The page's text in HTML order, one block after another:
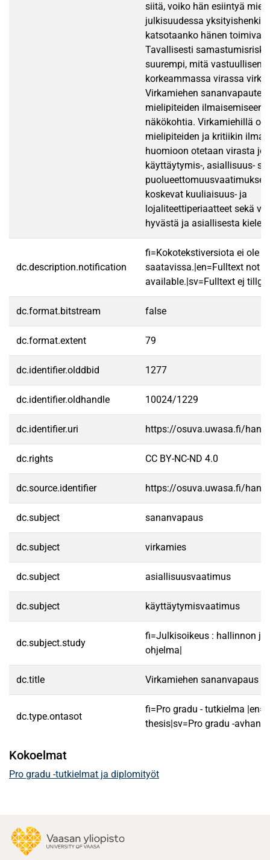
siitä, voiko hän esiintyä
julkisuudessa
katsotaanko hänen toimivan
Tavallisesti samastumisriski
suurempi, mitä
korkeammassa virassa
Virkamiehen
mielipiteiden ilmaisemiseen
näkökohtia. Virkamiehillä
mielipiteiden ja kritiikin
huomioon otetaan virasta
käyttäytymis-, asiallisuus-
koskevat kuuliaisuus- ja
lojaliteettiperiaatteet sekä
hyvästä ja asiallisesta
dc.description.notification
fi=Kokotekstiversiota ei ole
saatavissa.|en=Fulltext not
available.|sv=Fulltext ej
dc.format.bitstream false
dc.format.extent 79
dc.identifier.olddbid 1277
dc.identifier.oldhandle 10024/1229
dc.identifier.uri https://osuva.uwasa.fi/
dc.rights CC BY-NC-ND 4.0
dc.source.identifier https://osuva.uwasa.fi/
dc.subject sananvapaus
dc.subject virkamies
dc.subject asiallisuusvaatimus
dc.subject käyttäytymisvaatimus
dc.subject.study
fi=Julkisoikeus : hallinnon
ohjelma|
dc.title Virkamiehen sananvapaus
dc.type.ontasot
fi=Pro gradu - tutkielma
thesis|sv=Pro gradu -
Kokoelmat
Pro gradu -tutkielmat ja diplomityöt